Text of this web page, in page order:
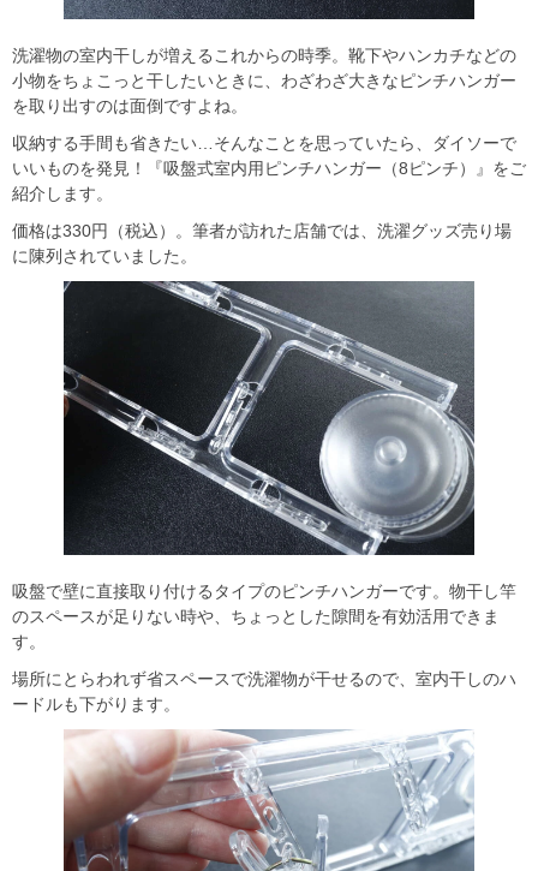
洗濯物の室内干しが増えるこれからの時季。靴下やハンカチなどの
小物をちょこっと干したいときに、わざわざ大きなピンチハンガー
を取り出すのは面倒ですよね。
収納する手間も省きたい…そんなことを思っていたら、ダイソーで
いいものを発見！『吸盤式室内用ピンチハンガー（8ピンチ）』をご
紹介します。
価格は330円（税込）。筆者が訪れた店舗では、洗濯グッズ売り場
に陳列されていました。
吸盤で壁に直接取り付けるタイプのピンチハンガーです。物干し竿
のスペースが足りない時や、ちょっとした隙間を有効活用できま
す。
場所にとらわれず省スペースで洗濯物が干せるので、室内干しのハ
ードルも下がります。